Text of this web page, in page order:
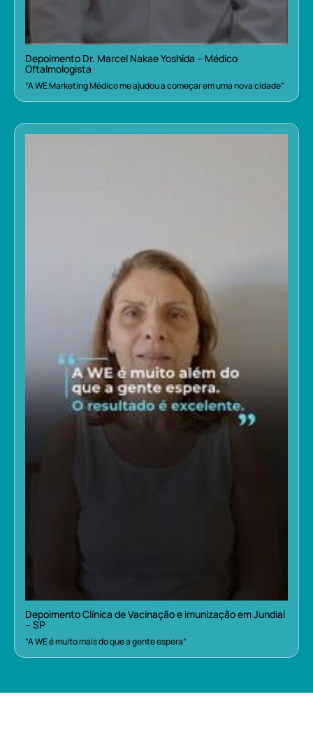
Depoimento Dr. Marcel Nakae Yoshida – Médico
Oftalmologista
“A WE Marketing Médico me ajudou a começar em uma nova cidade”
Depoimento Clínica de Vacinação e imunização em Jundiaí
– SP
“A WE é muito mais do que a gente espera”